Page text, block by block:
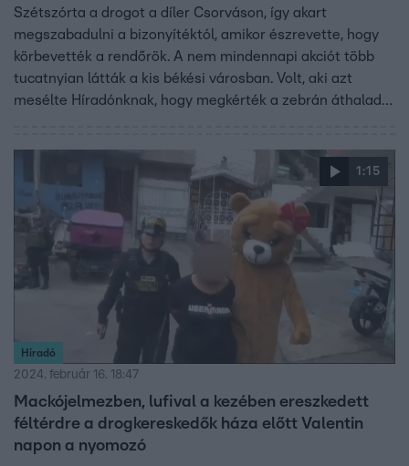
Szétszórta a drogot a díler Csorváson, így akart
megszabadulni a bizonyítéktól, amikor észrevette, hogy
körbevették a rendőrök. A nem mindennapi akciót több
tucatnyian látták a kis békési városban. Volt, aki azt
mesélte Híradónknak, hogy megkérték a zebrán áthaladó
1:15
Híradó
2024. február 16. 18:47
Mackójelmezben, lufival a kezében ereszkedett
féltérdre a drogkereskedők háza előtt Valentin
napon a nyomozó